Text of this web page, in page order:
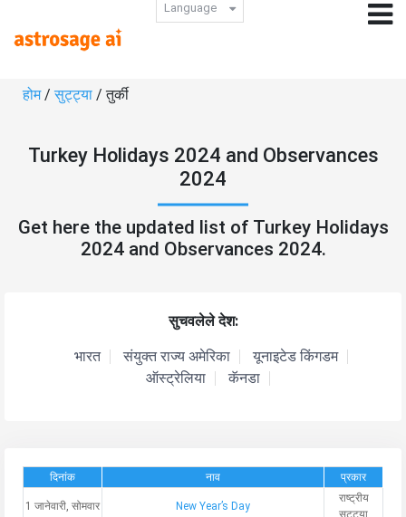
Language
होम /सुट्ट्या / तुर्की
Turkey Holidays 2024 and Observances
2024
Get here the updated list of Turkey Holidays
2024 and Observances 2024.
सुचवलेले देश:
भारत संयुक्त राज्य अमेरिका
यूनाइटेड किंगडम
ऑस्ट्रेलिया
कॅनडा
दिनांक नाव प्रकार
1 जानेवारी, सोमवार New Year’s Day
राष्ट्रीय
सुट्ट्या